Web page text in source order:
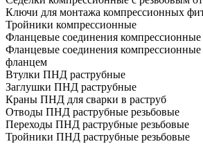
Ключи для монтажа компрессионных
Тройники компрессионные
Фланцевые соединения компрессионные
Фланцевые соединения компрессионные
фланцем
Втулки ПНД раструбные
Заглушки ПНД раструбные
Краны ПНД для сварки в раструб
Отводы ПНД раструбные резьбовые
Переходы ПНД раструбные резьбовые
Тройники ПНД раструбные резьбовые